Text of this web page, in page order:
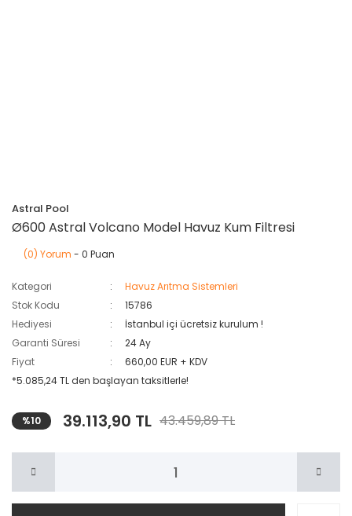
Astral Pool
Ø600 Astral Volcano Model Havuz Kum Filtresi
(0) Yorum - 0 Puan
Kategori
Havuz Arıtma Sistemleri
Stok Kodu
15786
Hediyesi
İstanbul içi ücretsiz kurulum !
Garanti Süresi
24 Ay
Fiyat
660,00 EUR + KDV
*5.085,24 TL den başlayan taksitlerle!
%10 39.113,90 TL 43.459,89 TL